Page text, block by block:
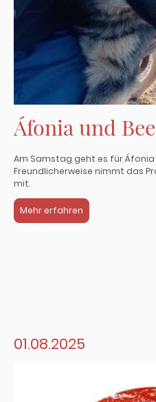
Áfonia und
Am Samstag geht es für
Freundlicherweise nimmt das
mit.
Mehr erfahren
01.08.2025